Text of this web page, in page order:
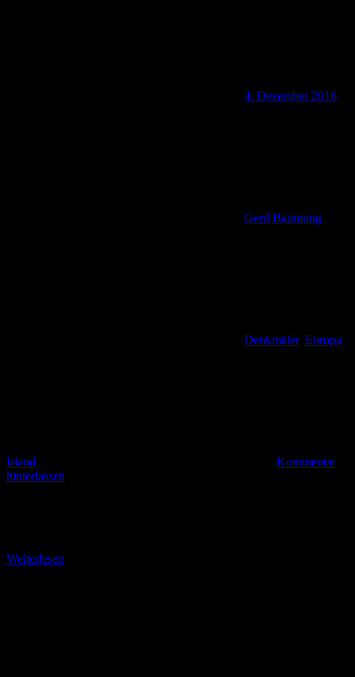
4. Dezember 2016
Gerd Baumung
Denkmäler, Europa
Irland
Kommentar
hinterlassen
Weiterlesen